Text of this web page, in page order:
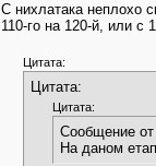
С нихлатака неплохо
110-го на 120-й, или с
Цитата:
Цитата:
Цитата:
Сообщение от
На даном